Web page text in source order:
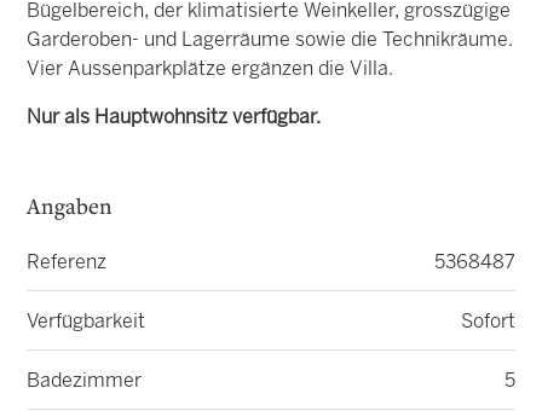
Bügelbereich, der klimatisierte Weinkeller, grosszügige
Garderoben- und Lagerräume sowie die Technikräume.
Vier Aussenparkplätze ergänzen die Villa.
Nur als Hauptwohnsitz verfügbar.
Angaben
Referenz 5368487
Verfügbarkeit Sofort
Badezimmer 5